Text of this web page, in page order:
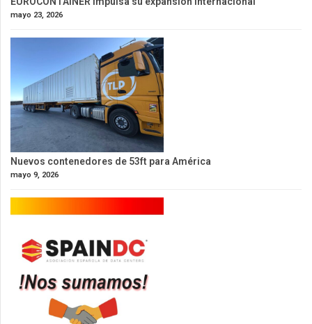
mayo 23, 2026
Nuevos contenedores de 53ft para América
mayo 9, 2026